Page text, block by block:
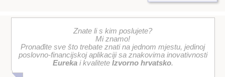
Znate li s kim poslujete?
Mi znamo!
Pronađite sve što trebate znati na jednom mjestu, jedinoj
poslovno-financijskoj aplikaciji sa znakovima inovativnosti
Eurekai kvalitete Izvorno hrvatsko.